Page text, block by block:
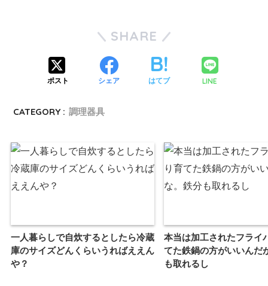
SHARE
ポスト シェア はてブ LINE
CATEGORY : 調理器具
一人暮らしで自炊するとしたら冷蔵
庫のサイズどんくらいうればええん
や？
本当は加工されたフライ
てた鉄鍋の方がいいんだ
も取れるし